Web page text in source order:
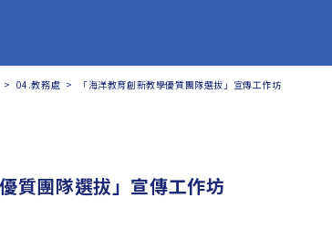
> 04.教務處 > 「海洋教育創新教學優質團隊選拔」宣傳工作坊
質團隊選拔」宣傳工作坊